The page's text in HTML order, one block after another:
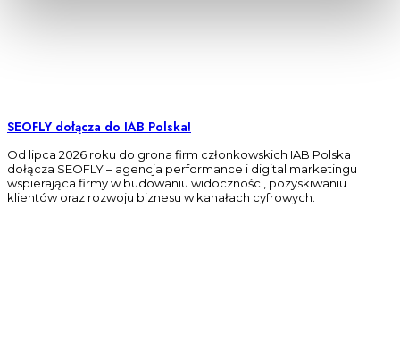
SEOFLY dołącza do IAB Polska!
Od lipca 2026 roku do grona firm członkowskich IAB Polska
dołącza SEOFLY – agencja performance i digital marketingu
wspierająca firmy w budowaniu widoczności, pozyskiwaniu
klientów oraz rozwoju biznesu w kanałach cyfrowych.